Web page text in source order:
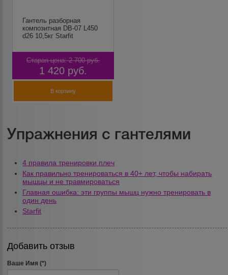
Гантель разборная
композитная DB-07 L450
d26 10,5кг Starfit
Старая цена: 2 700 руб.
1 420 руб.
В корзину
Упражнения с гантелями
4 правила тренировки плеч
Как правильно тренироваться в 40+ лет, чтобы набирать
мышцы и не травмироваться
Главная ошибка: эти группы мышц нужно тренировать в
один день
Starfit
Добавить отзыв
Ваше Имя (*)